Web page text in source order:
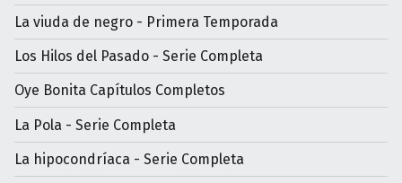
La viuda de negro - Primera Temporada
Los Hilos del Pasado - Serie Completa
Oye Bonita Capítulos Completos
La Pola - Serie Completa
La hipocondríaca - Serie Completa